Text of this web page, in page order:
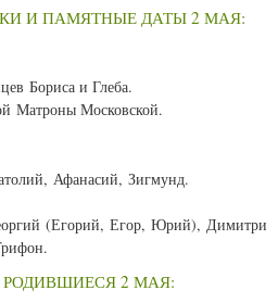
И ПАМЯТНЫЕ ДАТЫ 2 МАЯ:
Бориса и Глеба.
Матроны Московской.
Афанасий, Зигмунд.
(Егорий, Егор, Юрий), Димитри
2 МАЯ: